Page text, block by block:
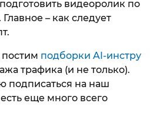
видеоролик по
– как следует
подборки AI-инстру
трафика (и не только).
подписаться на наш
еще много всего